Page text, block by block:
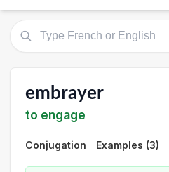
embrayer
to engage
Conjugation Examples (3)